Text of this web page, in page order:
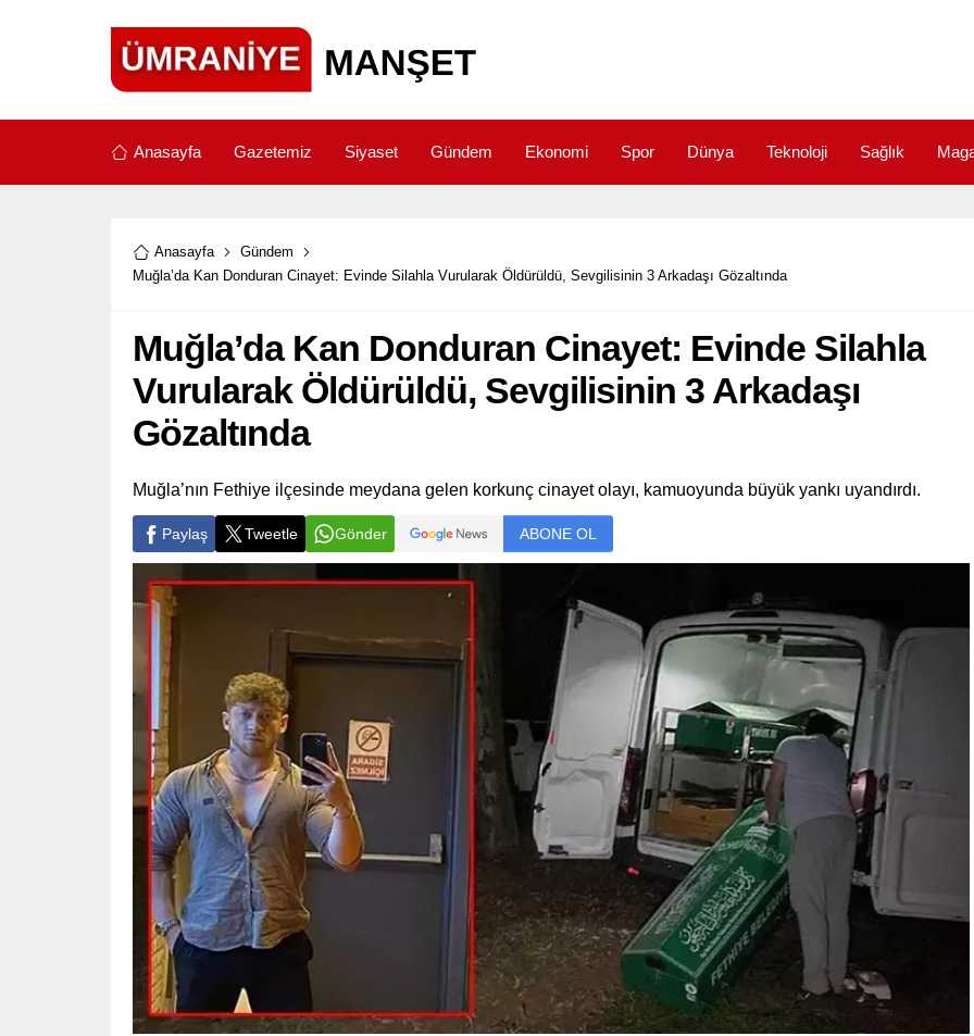
Anasayfa Gazetemiz Siyaset Gündem Ekonomi Spor Dünya Teknoloji Sağlık
Anasayfa
Gündem
Muğla’da Kan Donduran Cinayet: Evinde Silahla Vurularak Öldürüldü, Sevgilisinin 3 Arkadaşı Gözaltında
Muğla’da Kan Donduran Cinayet: Evinde Silahla
Vurularak Öldürüldü, Sevgilisinin 3 Arkadaşı
Gözaltında
Muğla’nın Fethiye ilçesinde meydana gelen korkunç cinayet olayı, kamuoyunda büyük yankı uyandırdı.
Paylaş Tweetle Gönder ABONE OL